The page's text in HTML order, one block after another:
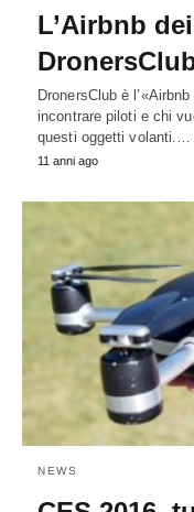
L’Airbnb
DronersClub è
incontrare piloti e chi
questi oggetti volanti.…
11 anni ago
NEWS